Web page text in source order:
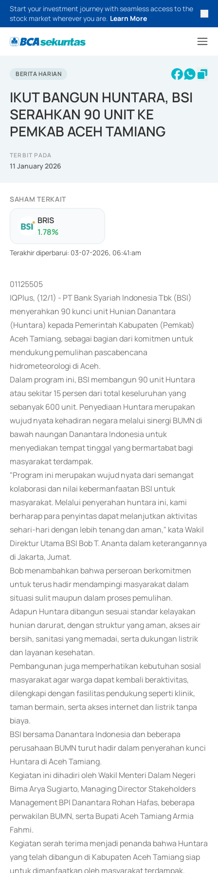
Start your investment journey with seamless access to the
stock market wherever you are. Learn More
BERITA HARIAN
IKUT BANGUN HUNTARA, BSI
SERAHKAN 90 UNIT KE
PEMKAB ACEH TAMIANG
TERBIT PADA
11 January 2026
SAHAM TERKAIT
BRIS
1.78%
Terakhir diperbarui: 03-07-2026, 06:41:am
01125505
IQPlus, (12/1) - PT Bank Syariah Indonesia Tbk (BSI)
menyerahkan 90 kunci unit Hunian Danantara
(Huntara) kepada Pemerintah Kabupaten (Pemkab)
Aceh Tamiang, sebagai bagian dari komitmen untuk
mendukung pemulihan pascabencana
hidrometeorologi di Aceh.
Dalam program ini, BSI membangun 90 unit Huntara
atau sekitar 15 persen dari total keseluruhan yang
sebanyak 600 unit. Penyediaan Huntara merupakan
wujud nyata kehadiran negara melalui sinergi BUMN di
bawah naungan Danantara Indonesia untuk
menyediakan tempat tinggal yang bermartabat bagi
masyarakat terdampak.
"Program ini merupakan wujud nyata dari semangat
kolaborasi dan nilai kebermanfaatan BSI untuk
masyarakat. Melalui penyerahan huntara ini, kami
berharap para penyintas dapat melanjutkan aktivitas
sehari-hari dengan lebih tenang dan aman," kata Wakil
Direktur Utama BSI Bob T. Ananta dalam keterangannya
di Jakarta, Jumat.
Bob menambahkan bahwa perseroan berkomitmen
untuk terus hadir mendampingi masyarakat dalam
situasi sulit maupun dalam proses pemulihan.
Adapun Huntara dibangun sesuai standar kelayakan
hunian darurat, dengan struktur yang aman, akses air
bersih, sanitasi yang memadai, serta dukungan listrik
dan layanan kesehatan.
Pembangunan juga memperhatikan kebutuhan sosial
masyarakat agar warga dapat kembali beraktivitas,
dilengkapi dengan fasilitas pendukung seperti klinik,
taman bermain, serta akses internet dan listrik tanpa
biaya.
BSI bersama Danantara Indonesia dan beberapa
perusahaan BUMN turut hadir dalam penyerahan kunci
Huntara di Aceh Tamiang.
Kegiatan ini dihadiri oleh Wakil Menteri Dalam Negeri
Bima Arya Sugiarto, Managing Director Stakeholders
Management BPI Danantara Rohan Hafas, beberapa
perwakilan BUMN, serta Bupati Aceh Tamiang Armia
Fahmi.
Kegiatan serah terima menjadi penanda bahwa Huntara
yang telah dibangun di Kabupaten Aceh Tamiang siap
untuk dimanfaatkan oleh masyarakat terdampak,